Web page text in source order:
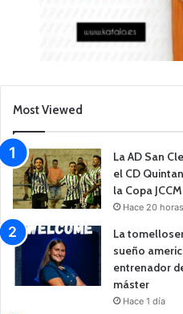
Most Viewed
La AD San
el CD
la Copa JCCM
Hace 20 horas
La
sueño
entrenador
máster
Hace 1 día